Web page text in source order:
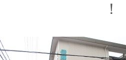
！